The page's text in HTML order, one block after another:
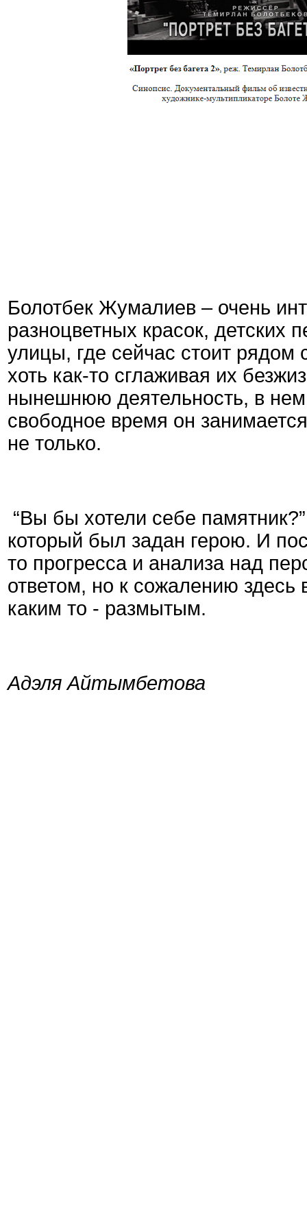
Болотбек Жумалиев – очень
разноцветных красок, детских
улицы, где сейчас стоит
хоть как-то сглаживая их
нынешнюю деятельность, в
свободное время он
не только.
“Вы бы хотели себе
который был задан герою. И
то прогресса и анализа над
ответом, но к сожалению здесь
каким то - размытым.
Адэля Айтымбетова